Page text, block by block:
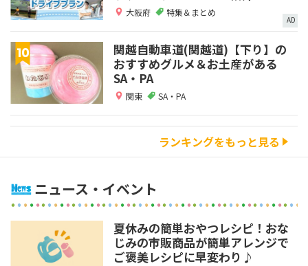
大阪府 特集＆まとめ
AD
関越自動車道(関越道)【下り】の
おすすめグルメ＆お土産がある
SA・PA
関東 SA・PA
ランキングをもっと見る
ニュース・イベント
夏休みの簡単おやつレシピ！おな
じみの市販商品が簡単アレンジで
ご褒美レシピに早変わり♪